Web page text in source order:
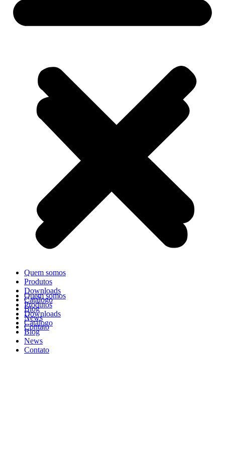
Quem somos
Produtos
Downloads
Catálogo
Blog
News
Contato
Quem somos
Produtos
Downloads
Catálogo
Blog
News
Contato